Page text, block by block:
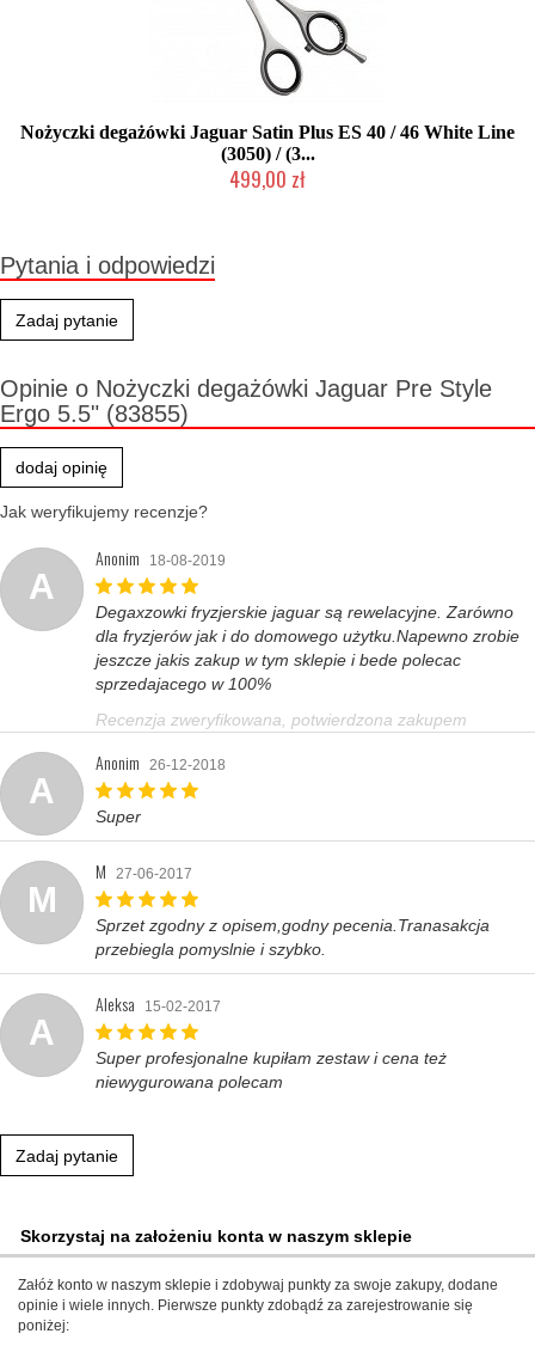
Nożyczki degażówki Jaguar Satin Plus ES 40 / 46 White Line
(3050) / (3...
499,00 zł
Pytania i odpowiedzi
Zadaj pytanie
Opinie o Nożyczki degażówki Jaguar Pre Style
Ergo 5.5" (83855)
dodaj opinię
Jak weryfikujemy recenzje?
A
Anonim 18-08-2019
Degaxzowki fryzjerskie jaguar są rewelacyjne. Zarówno
dla fryzjerów jak i do domowego użytku.Napewno zrobie
jeszcze jakis zakup w tym sklepie i bede polecac
sprzedajacego w 100%
Recenzja zweryfikowana, potwierdzona zakupem
A
Anonim 26-12-2018
Super
M
M 27-06-2017
Sprzet zgodny z opisem,godny pecenia.Tranasakcja
przebiegla pomyslnie i szybko.
A
Aleksa 15-02-2017
Super profesjonalne kupiłam zestaw i cena też
niewygurowana polecam
Zadaj pytanie
Skorzystaj na założeniu konta w naszym sklepie
Załóż konto w naszym sklepie i zdobywaj punkty za swoje zakupy, dodane
opinie i wiele innych. Pierwsze punkty zdobądź za zarejestrowanie się
poniżej: